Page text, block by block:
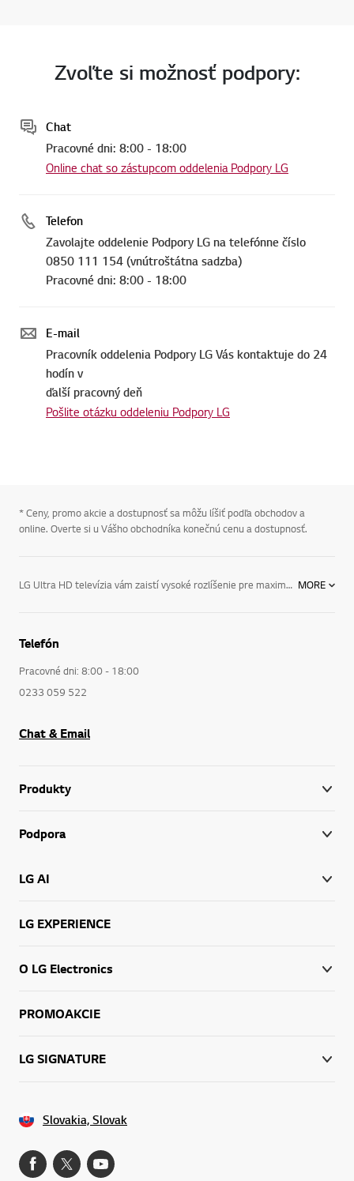
Zvoľte si možnosť podpory:
Chat
Pracovné dni: 8:00 - 18:00
Online chat so zástupcom oddelenia Podpory LG
Telefon
Zavolajte oddelenie Podpory LG na telefónne číslo
0850 111 154 (vnútroštátna sadzba)
Pracovné dni: 8:00 - 18:00
E-mail
Pracovník oddelenia Podpory LG Vás kontaktuje do 24
hodín v
ďalší pracovný deň
Pošlite otázku oddeleniu Podpory LG
* Ceny, promo akcie a dostupnosť sa môžu líšiť podľa obchodov a
online. Overte si u Vášho obchodníka konečnú cenu a dostupnosť.
LG Ultra HD televízia vám zaistí vysoké rozlíšenie pre maximálne ostrý obraz. Sledovanie televízie tak bude o poznanie väčšia zábava! MORE
Telefón
Pracovné dni: 8:00 - 18:00
0233 059 522
Chat & Email
Produkty
Podpora
LG AI
LG EXPERIENCE
O LG Electronics
PROMOAKCIE
LG SIGNATURE
Slovakia, Slovak